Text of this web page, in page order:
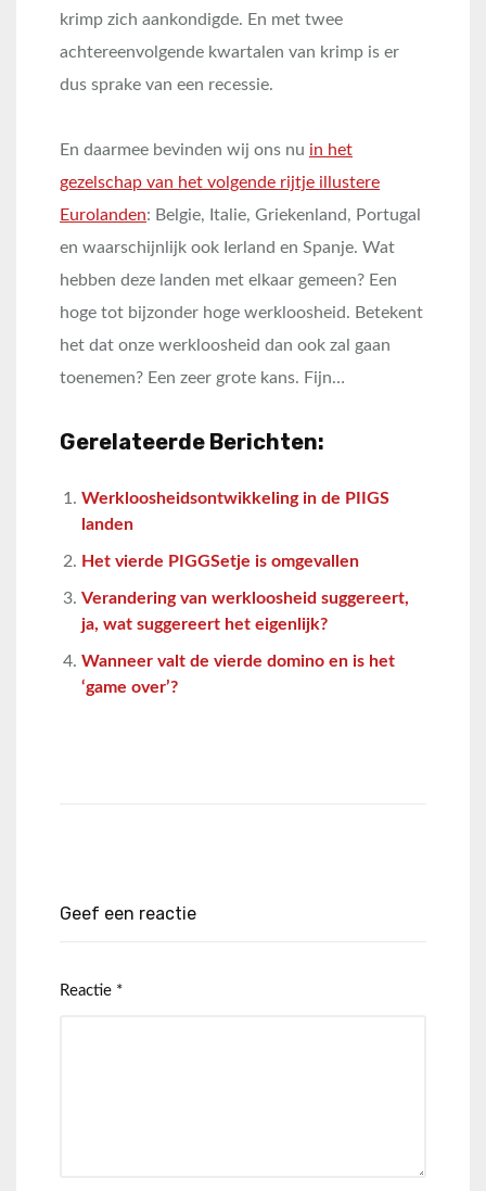
krimp zich aankondigde. En met twee
achtereenvolgende kwartalen van krimp is er
dus sprake van een recessie.
En daarmee bevinden wij ons nu in het
gezelschap van het volgende rijtje illustere
Eurolanden: Belgie, Italie, Griekenland, Portugal
en waarschijnlijk ook Ierland en Spanje. Wat
hebben deze landen met elkaar gemeen? Een
hoge tot bijzonder hoge werkloosheid. Betekent
het dat onze werkloosheid dan ook zal gaan
toenemen? Een zeer grote kans. Fijn…
Gerelateerde Berichten:
Werkloosheidsontwikkeling in de PIIGS
landen
Het vierde PIGGSetje is omgevallen
Verandering van werkloosheid suggereert,
ja, wat suggereert het eigenlijk?
Wanneer valt de vierde domino en is het
‘game over’?
Geef een reactie
Reactie *